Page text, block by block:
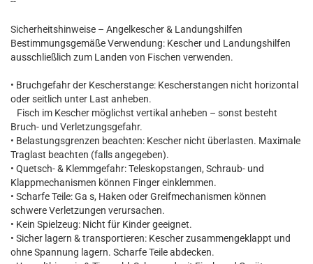
Sicherheitshinweise – Angelkescher & Landungshilfen
Bestimmungsgemäße Verwendung: Kescher und Landungshilfen
ausschließlich zum Landen von Fischen verwenden.
• Bruchgefahr der Kescherstange: Kescherstangen nicht horizontal
oder seitlich unter Last anheben.
Fisch im Kescher möglichst vertikal anheben – sonst besteht
Bruch- und Verletzungsgefahr.
• Belastungsgrenzen beachten: Kescher nicht überlasten. Maximale
Traglast beachten (falls angegeben).
• Quetsch- & Klemmgefahr: Teleskopstangen, Schraub- und
Klappmechanismen können Finger einklemmen.
• Scharfe Teile: Ga s, Haken oder Greifmechanismen können
schwere Verletzungen verursachen.
• Kein Spielzeug: Nicht für Kinder geeignet.
• Sicher lagern & transportieren: Kescher zusammengeklappt und
ohne Spannung lagern. Scharfe Teile abdecken.